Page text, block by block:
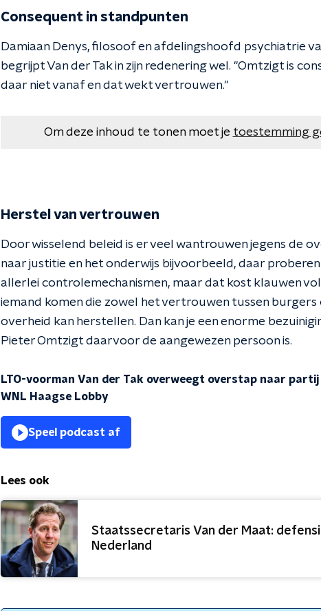
Consequent in standpunten
Damiaan Denys, filosoof en afdelingshoofd psychiatrie
begrijpt Van der Tak in zijn redenering wel. "Omtzigt is
daar niet vanaf en dat wekt vertrouwen."
Om deze inhoud te tonen moet je toestemming
Herstel van vertrouwen
Door wisselend beleid is er veel wantrouwen jegens de
naar justitie en het onderwijs bijvoorbeeld, daar
allerlei controlemechanismen, maar dat kost klauwen
iemand komen die zowel het vertrouwen tussen
overheid kan herstellen. Dan kan je een enorme
Pieter Omtzigt daarvoor de aangewezen persoon is.
LTO-voorman Van der Tak overweegt overstap naar
WNL Haagse Lobby
Speel podcast af
Lees ook
Staatssecretaris Van der Maat:
Nederland